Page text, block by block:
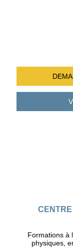
Formations à
physiques,